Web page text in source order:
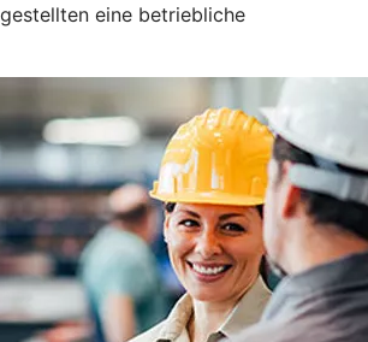
eine betriebliche